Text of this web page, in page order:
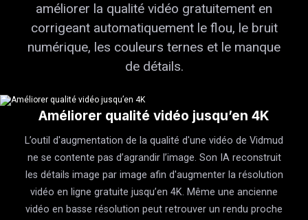
améliorer la qualité vidéo gratuitement en
corrigeant automatiquement le flou, le bruit
numérique, les couleurs ternes et le manque
de détails.
Améliorer qualité vidéo jusqu’en 4K
L’outil d'augmentation de la qualité d'une vidéo de Vidmud
ne se contente pas d’agrandir l’image. Son IA reconstruit
les détails image par image afin d'augmenter la résolution
vidéo en ligne gratuite jusqu’en 4K. Même une ancienne
vidéo en basse résolution peut retrouver un rendu proche